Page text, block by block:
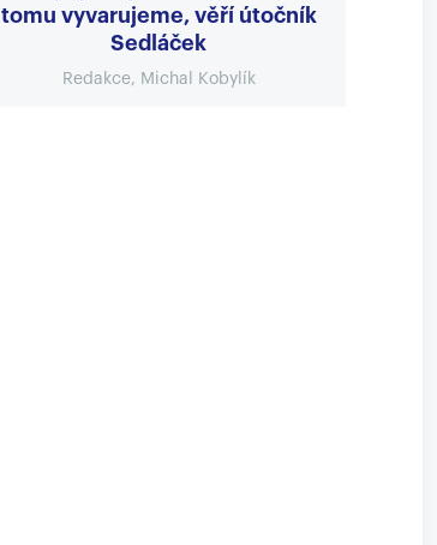
tomu vyvarujeme, věří útočník
Sedláček
Redakce, Michal Kobylík